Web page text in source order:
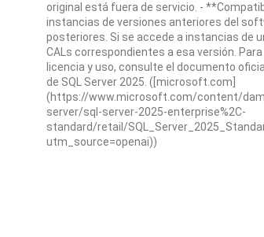
original está fuera de servicio. -
instancias de versiones anteriores del
posteriores. Si se accede a instancias de
CALs correspondientes a esa versión.
licencia y uso, consulte el documento
de SQL Server 2025. ([microsoft.com]
(https://www.microsoft.com/content/
server/sql-server-2025-enterprise%2C-
standard/retail/
utm_source=openai))